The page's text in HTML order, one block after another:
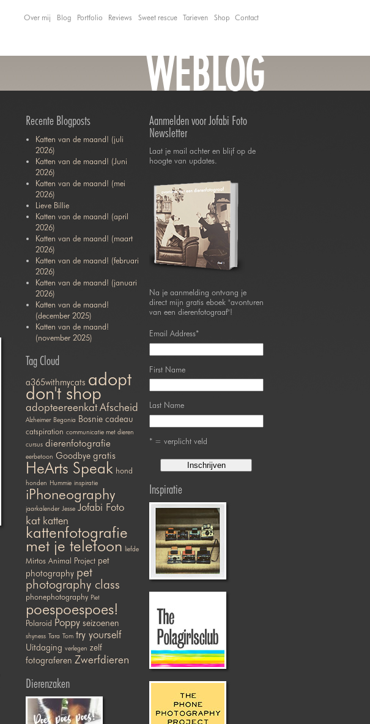
Over mij Blog Portfolio Reviews Sweet rescue Tarieven Shop Contact
WEBLOG
Recente Blogposts
Katten van de maand! (juli
2026)
Katten van de maand! (Juni
2026)
Katten van de maand! (mei
2026)
Lieve Billie
Katten van de maand! (april
2026)
Katten van de maand! (maart
2026)
Katten van de maand! (februari
2026)
Katten van de maand! (januari
2026)
Katten van de maand!
(december 2025)
Katten van de maand!
(november 2025)
Tag Cloud
a365withmycats adopt
don't shop
adopteereenkat Afscheid
Alzheimer Begonia Bosnie cadeau
catspiration communicatie met dieren
cursus dierenfotografie
eerbetoon Goodbye gratis
HeArts Speak hond
honden Hummie inspiratie
iPhoneography
jaarkalender Jesse Jofabi Foto
kat katten
kattenfotografie
met je telefoon liefde
Mirtos Animal Project pet
photography pet
photography class
phonephotography Piet
poespoespoes!
Polaroid Poppy seizoenen
shyness Tara Tom try yourself
Uitdaging verlegen zelf
fotograferen Zwerfdieren
Dierenzaken
Aanmelden voor Jofabi Foto
Newsletter
Laat je mail achter en blijf op de
hoogte van updates.
Na je aanmelding ontvang je
direct mijn gratis eboek "avonturen
van een dierenfotograaf"!
Email Address*
First Name
Last Name
* = verplicht veld
Inspiratie